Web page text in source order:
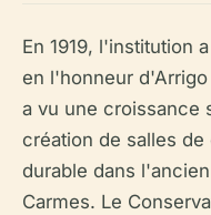
En 1919, l'institution
en l'honneur
a vu une croissance
création de salles
durable dans
Carmes. Le